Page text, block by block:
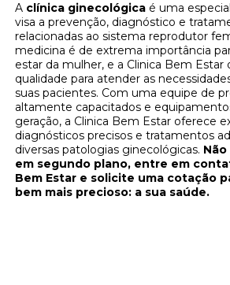
A clínica ginecológica é uma
visa a prevenção, diagnóstico e
relacionadas ao sistema reprodutor
medicina é de extrema importância
estar da mulher, e a Clinica Bem Estar
qualidade para atender as
suas pacientes. Com uma equipe de
altamente capacitados e
geração, a Clinica Bem Estar oferece
diagnósticos precisos e tratamentos
diversas patologias ginecológicas.
em segundo plano, entre em
Bem Estar e solicite uma cotação
bem mais precioso: a sua saúde.